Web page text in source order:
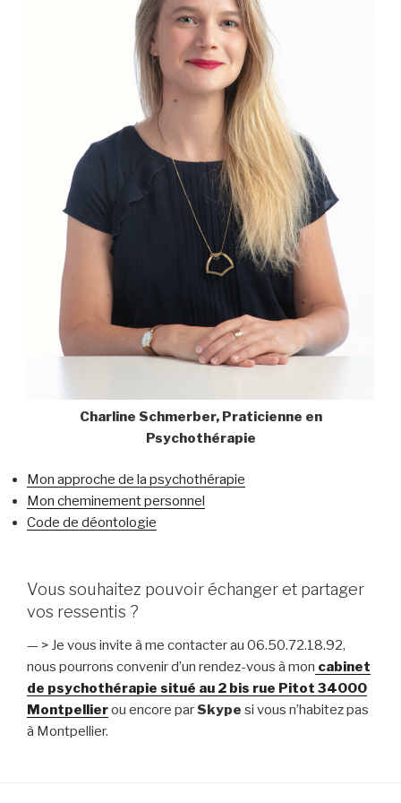
Charline Schmerber, Praticienne en
Psychothérapie
Mon approche de la psychothérapie
Mon cheminement personnel
Code de déontologie
Vous souhaitez pouvoir échanger et partager
vos ressentis ?
— > Je vous invite à me contacter au 06.50.72.18.92,
nous pourrons convenir d’un rendez-vous à mon cabinet
de psychothérapie situé au 2 bis rue Pitot 34000
Montpellierou encore par Skype si vous n’habitez pas
à Montpellier.